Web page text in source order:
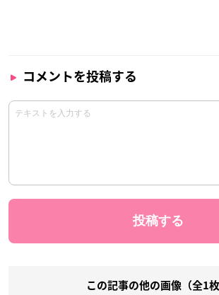
コメントを投稿する
この記事の他の画像（全1枚